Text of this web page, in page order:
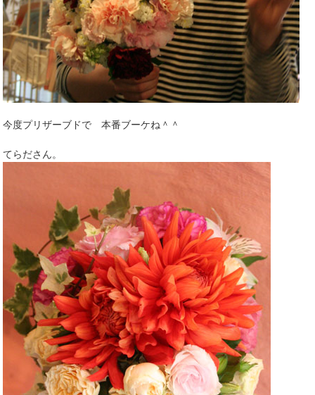
今度プリザーブドで 本番ブーケね＾＾
てらださん。